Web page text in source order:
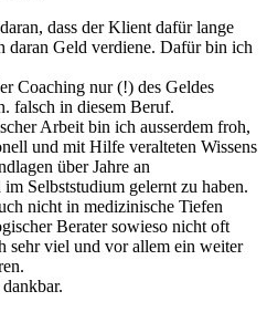
dass der Klient dafür lange
daran Geld verdiene. Dafür bin ich
Coaching nur (!) des Geldes
falsch in diesem Beruf.
Arbeit bin ich ausserdem froh,
und mit Hilfe veralteten Wissens
über Jahre an
Selbststudium gelernt zu haben.
nicht in medizinische Tiefen
Berater sowieso nicht oft
sehr viel und vor allem ein weiter